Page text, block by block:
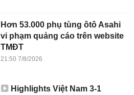
Hơn 53.000 phụ tùng ôtô Asahi
vi phạm quảng cáo trên website
TMĐT
21:50 7/8/2026
Highlights Việt Nam 3-1